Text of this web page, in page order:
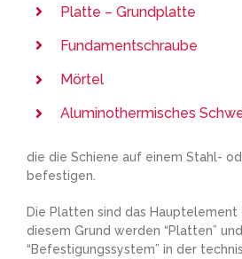
Platte – Grundplatte
Fundamentschraube
Mörtel
Aluminothermisches
die die Schiene auf einem Stahl-
befestigen.
Die Platten sind das Hauptelement
diesem Grund werden “Platten” und
“Befestigungssystem” in der